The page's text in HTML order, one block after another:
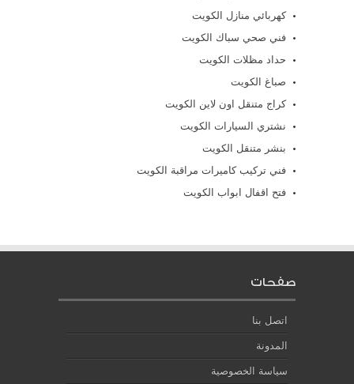
كهربائي منازل الكويت
فني صحي سباك الكويت
حداد مظلات الكويت
صباغ الكويت
كراج متنقل اون لاين الكويت
نشتري السيارات الكويت
بنشر متنقل الكويت
فني تركيب كاميرات مراقبة الكويت
فتح اقفال ابواب الكويت
صفحات
اتصل بنا
المدونة
سياسة الخصوصية